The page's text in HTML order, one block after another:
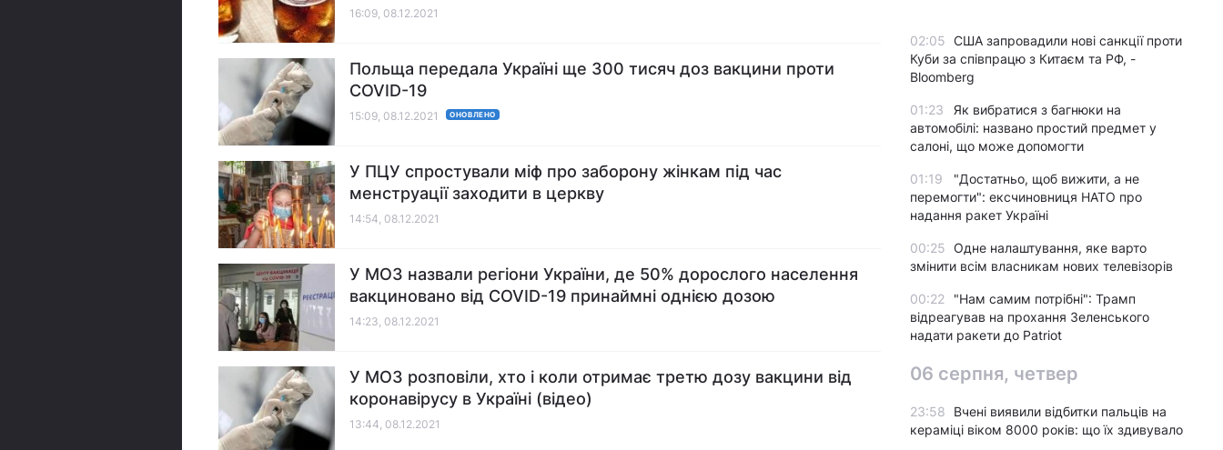
16:09, 08.12.2021
Польща передала Україні ще 300 тисяч доз вакцини проти
COVID-19
15:09, 08.12.2021 ОНОВЛЕНО
У ПЦУ спростували міф про заборону жінкам під час
менструації заходити в церкву
14:54, 08.12.2021
У МОЗ назвали регіони України, де 50% дорослого населення
вакциновано від COVID-19 принаймні однією дозою
14:23, 08.12.2021
У МОЗ розповіли, хто і коли отримає третю дозу вакцини від
коронавірусу в Україні (відео)
13:44, 08.12.2021
02:05 США запровадили нові санкції проти
Куби за співпрацю з Китаєм та РФ, -
Bloomberg
01:23
Як вибратися з багнюки на
автомобілі: названо простий предмет у
салоні, що може допомогти
01:19
"Достатньо, щоб вижити, а не
перемогти": ексчиновниця НАТО про
надання ракет Україні
00:25 Одне налаштування, яке варто
змінити всім власникам нових телевізорів
00:22
"Нам самим потрібні": Трамп
відреагував на прохання Зеленського
надати ракети до Patriot
06 серпня, четвер
23:58
Вчені виявили відбитки пальців на
кераміці віком 8000 років: що їх здивувало